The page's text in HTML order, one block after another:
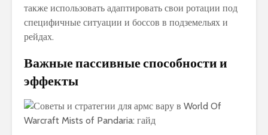
также использовать адаптировать свои ротации под
специфичные ситуации и боссов в подземельях и
рейдах.
Важные пассивные способности и
эффекты